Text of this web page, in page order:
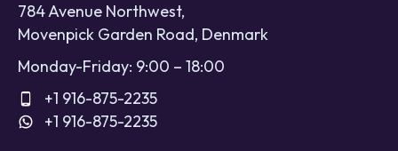
784 Avenue Northwest,
Movenpick Garden Road, Denmark
Monday-Friday: 9:00 – 18:00
+1 916-875-2235
+1 916-875-2235